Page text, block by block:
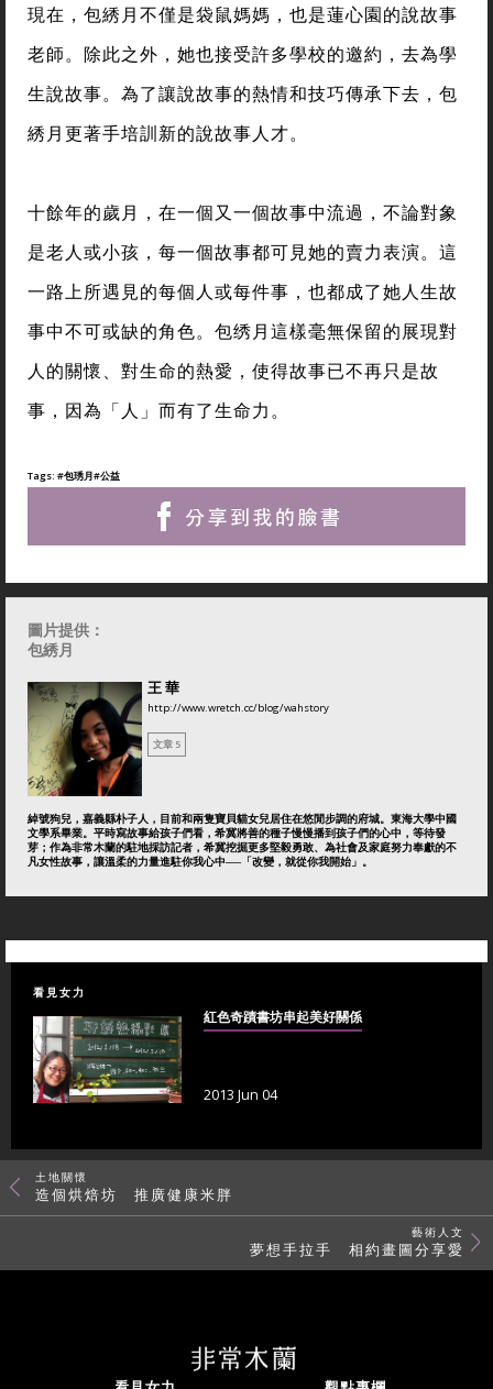
現在，包綉月不僅是袋鼠媽媽，也是蓮心園的說故事
老師。除此之外，她也接受許多學校的邀約，去為學
生說故事。為了讓說故事的熱情和技巧傳承下去，包
綉月更著手培訓新的說故事人才。
十餘年的歲月，在一個又一個故事中流過，不論對象
是老人或小孩，每一個故事都可見她的賣力表演。這
一路上所遇見的每個人或每件事，也都成了她人生故
事中不可或缺的角色。包绣月這樣毫無保留的展現對
人的關懷、對生命的熱愛，使得故事已不再只是故
事，因為「人」而有了生命力。
Tags: #包琇月#公益
圖片提供：
包綉月
王 華
http://www.wretch.cc/blog/wahstory
文章 5
綽號狗兒，嘉義縣朴子人，目前和兩隻寶貝貓女兒居住在悠閒步調的府城。東海大學中國
文學系畢業。平時寫故事給孩子們看，希冀將善的種子慢慢播到孩子們的心中，等待發
芽；作為非常木蘭的駐地採訪記者，希冀挖掘更多堅毅勇敢、為社會及家庭努力奉獻的不
凡女性故事，讓溫柔的力量進駐你我心中──「改變，就從你我開始」。
看見女力
紅色奇蹟書坊串起美好關係
2013 Jun 04
土地關懷
造個烘焙坊 推廣健康米胖
藝術人文
夢想手拉手 相約畫圖分享愛